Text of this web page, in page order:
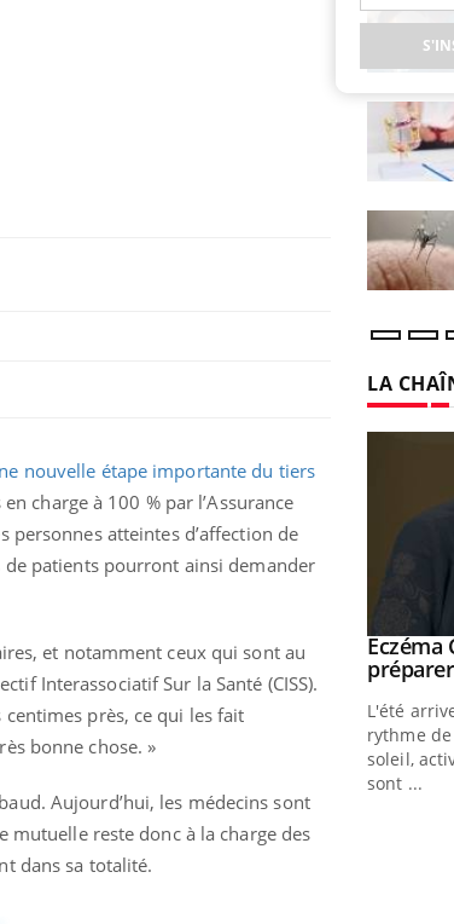
nouvelle étape importante du tiers
charge à 100 % par l’Assurance
personnes atteintes d’affection de
patients pourront ainsi demander
et notamment ceux qui sont au
Interassociatif Sur la Santé (CISS).
près, ce qui les fait
bonne chose. »
Aujourd’hui, les médecins sont
mutuelle reste donc à la charge des
dans sa totalité.
LA
Youtube
Insuline & Charge mentale : et si on
osait en parler?? Youtube
En 2026, l'insuline dans le diabète de type 2
reste entourée d'idées reçues chez les
patients comme parfois chez les soignants.
Youtube
Eczéma
L'été
rythme de
soleil,
sont ...